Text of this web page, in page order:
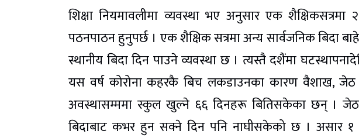
शिक्षा नियमावलीमा व्यवस्था भए अनुसार एक शैक्षिकसत्रमा
पठनपाठन हुनुपर्छ । एक शैक्षिक सत्रमा अन्य सार्वजनिक बिदा
स्थानीय बिदा दिन पाउने व्यवस्था छ । त्यस्तै दशैंमा
यस वर्ष कोरोना कहरकै बिच लकडाउनका कारण वैशाख, जेठ
अवस्थासम्ममा स्कुल खुल्ने ६६ दिनहरू बितिसकेका छन् । जेठ
बिदाबाट कभर हुन सक्ने दिन पनि नाघीसकेको छ । असार १